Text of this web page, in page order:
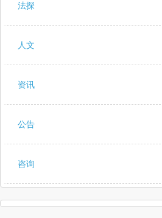
法探
人文
资讯
公告
咨询